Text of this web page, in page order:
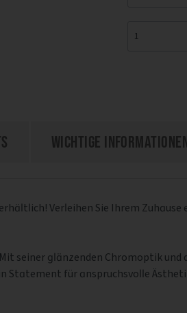
Wichtige
Verleihen Sie Ihrem
seiner glänzenden Chromoptik
Statement für anspruchsvolle